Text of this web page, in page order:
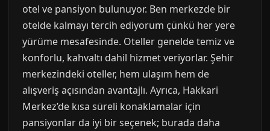
otel ve pansiyon bulunuyor. Ben merkezde bir
otelde kalmayı tercih ediyorum çünkü her yere
yürüme mesafesinde. Oteller genelde temiz ve
konforlu, kahvaltı dahil hizmet veriyorlar. Şehir
merkezindeki oteller, hem ulaşım hem de
alışveriş açısından avantajlı. Ayrıca, Hakkari
Merkez’de kısa süreli konaklamalar için
pansiyonlar da iyi bir seçenek; burada daha